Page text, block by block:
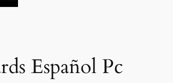
Español Pc